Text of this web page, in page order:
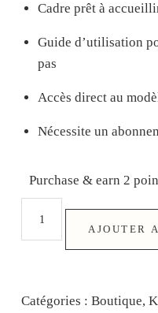
Cadre prêt à
Guide d’utilisation
pas
Accès directau
Nécessite un
Purchase & earn 2
AJOUTER
Catégories :Boutique,